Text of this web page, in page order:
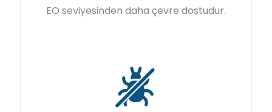
EO seviyesinden daha çevre dostudur.